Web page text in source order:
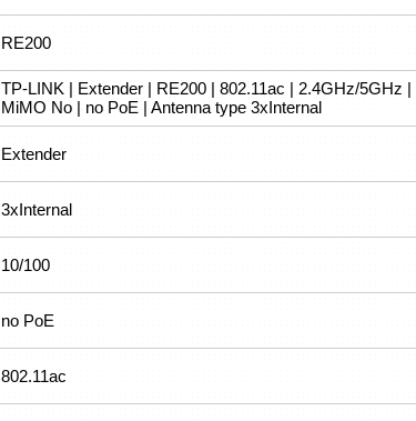
RE200
TP-LINK | Extender | RE200 | 802.11ac | 2.4GHz/5GHz
MiMO No | no PoE | Antenna type 3xInternal
Extender
3xInternal
10/100
no PoE
802.11ac